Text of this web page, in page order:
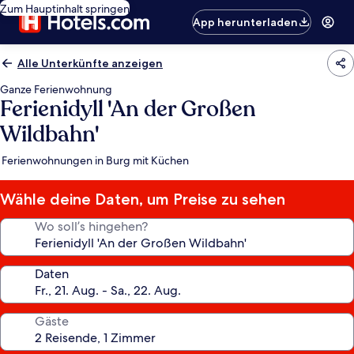
Zum Hauptinhalt springen
App herunterladen
Alle Unterkünfte anzeigen
Ganze Ferienwohnung
Ferienidyll 'An der Großen
Wildbahn'
Ferienwohnungen in Burg mit Küchen
Wähle deine Daten, um Preise zu sehen
Wo soll’s hingehen?
Daten
Gäste